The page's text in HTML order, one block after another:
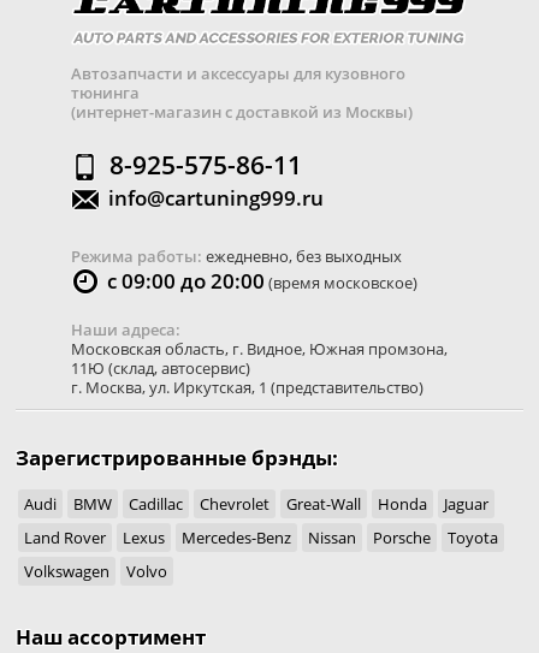
Автозапчасти и аксессуары для кузовного
тюнинга
(интернет-магазин с доставкой из Москвы)
8-925-575-86-11
info@cartuning999.ru
Режима работы: ежедневно, без выходных
с 09:00 до 20:00 (время московское)
Наши адреса:
Московская область, г. Видное, Южная промзона,
11Ю (склад, автосервис)
г. Москва,ул. Иркутская, 1 (представительство)
Зарегистрированные брэнды:
Audi BMW Cadillac Chevrolet Great-Wall Honda
Jaguar
Land Rover
Lexus Mercedes-Benz Nissan Porsche
Toyota
Volkswagen
Volvo
Наш ассортимент